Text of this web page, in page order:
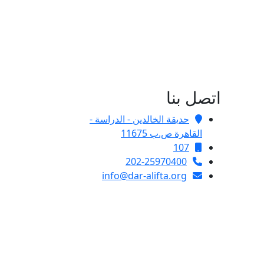
اتصل بنا
حديقة الخالدين - الدراسة -
القاهرة ص.ب 11675
107
202-25970400
info@dar-alifta.org